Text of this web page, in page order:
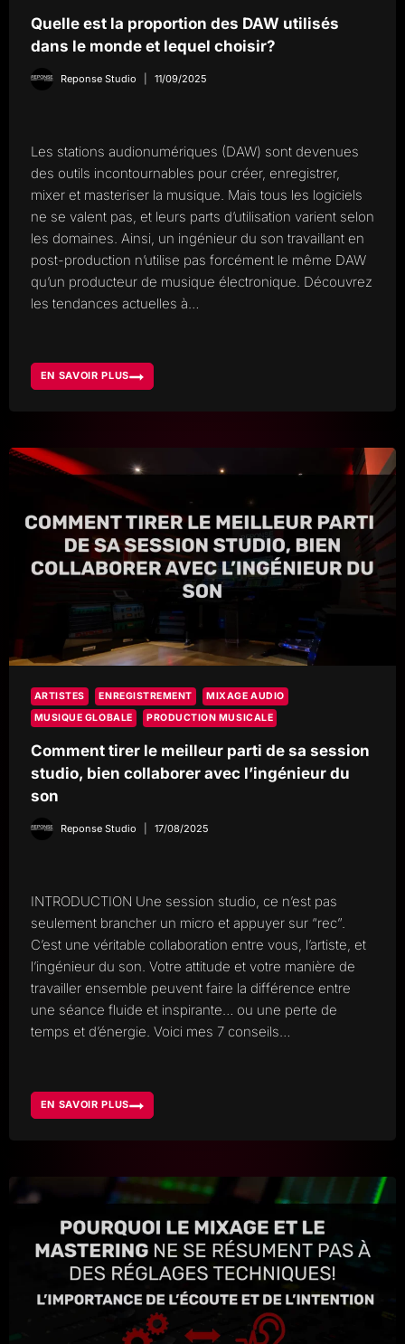
Quelle est la proportion des DAW utilisés
dans le monde et lequel choisir?
Reponse Studio 11/09/2025
Les stations audionumériques (DAW) sont devenues
des outils incontournables pour créer, enregistrer,
mixer et masteriser la musique. Mais tous les logiciels
ne se valent pas, et leurs parts d’utilisation varient selon
les domaines. Ainsi, un ingénieur du son travaillant en
post-production n’utilise pas forcément le même DAW
qu’un producteur de musique électronique. Découvrez
les tendances actuelles à…
EN SAVOIR PLUS
QUELLE
EST
DANS
LE
MONDE
ARTISTES ENREGISTREMENT
MIXAGE AUDIO
MUSIQUE GLOBALE
PRODUCTION MUSICALE
Comment tirer le meilleur parti de sa session
studio, bien collaborer avec l’ingénieur du
son
Reponse Studio 17/08/2025
INTRODUCTION Une session studio, ce n’est pas
seulement brancher un micro et appuyer sur “rec”.
C’est une véritable collaboration entre vous, l’artiste, et
l’ingénieur du son. Votre attitude et votre manière de
travailler ensemble peuvent faire la différence entre
une séance fluide et inspirante… ou une perte de
temps et d’énergie. Voici mes 7 conseils…
EN SAVOIR PLUS
COMMENT
TIRER
COLLABORER
AVEC
L’INGÉNIEUR
SON